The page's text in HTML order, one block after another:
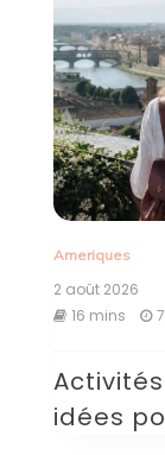
Ameriques
2 août 2026
16 mins
idées